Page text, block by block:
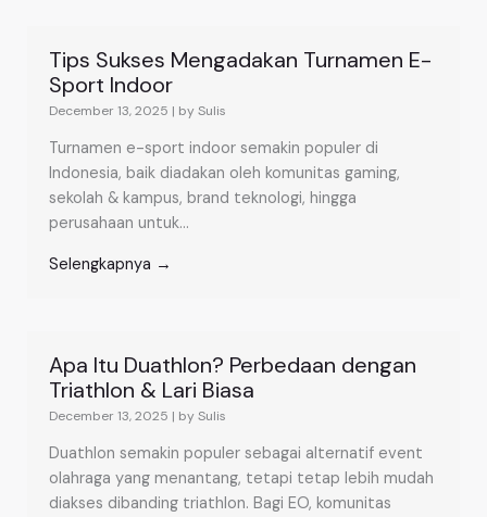
Tips Sukses Mengadakan Turnamen E-
Sport Indoor
December 13, 2025 | by Sulis
Turnamen e-sport indoor semakin populer di
Indonesia, baik diadakan oleh komunitas gaming,
sekolah & kampus, brand teknologi, hingga
perusahaan untuk...
Selengkapnya →
Apa Itu Duathlon? Perbedaan dengan
Triathlon & Lari Biasa
December 13, 2025 | by Sulis
Duathlon semakin populer sebagai alternatif event
olahraga yang menantang, tetapi tetap lebih mudah
diakses dibanding triathlon. Bagi EO, komunitas